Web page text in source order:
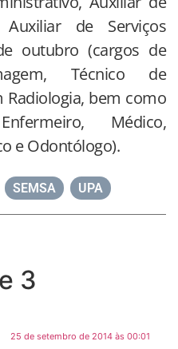
Auxiliar de Serviços
outubro (cargos de
Técnico de
Radiologia, bem como
Médico,
e Odontólogo).
SEMSA UPA
3
25 de setembro de 2014 às 00:01